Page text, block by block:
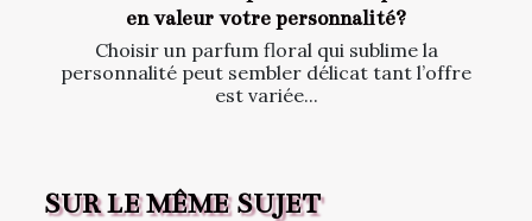
en valeur votre personnalité?
Choisir un parfum floral qui sublime la
personnalité peut sembler délicat tant l’offre
est variée...
SUR LE MÊME SUJET